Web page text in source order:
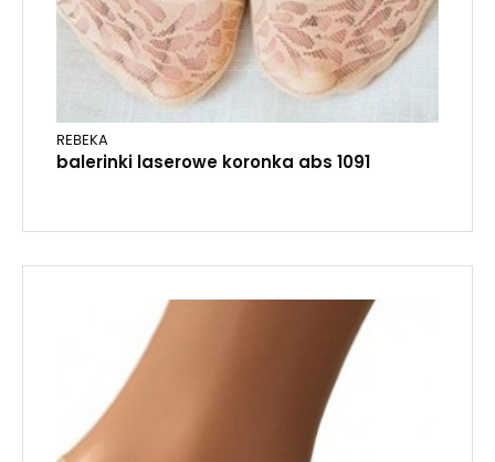
REBEKA
balerinki laserowe koronka abs 1091